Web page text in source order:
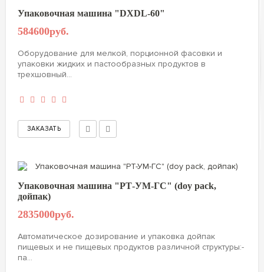
Упаковочная машина "DXDL-60"
584600руб.
Оборудование для мелкой, порционной фасовки и
упаковки жидких и пастообразных продуктов в
трехшовный...
Упаковочная машина "РТ-УМ-ГС" (doy pack,
дойпак)
2835000руб.
Автоматическое дозирование и упаковка дойпак
пищевых и не пищевых продуктов различной структуры:-
па...